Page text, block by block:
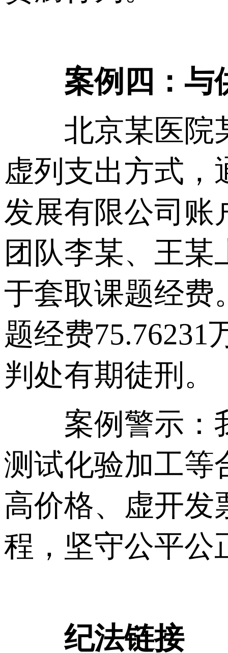
案例四：与
北京某医院某
虚列支出方式，
发展有限公司账
团队李某、王
于套取课题经费
题经费
判处有期徒刑。
案例警示：我
测试化验加工等
高价格、虚开发
程，坚守公平公
纪法链接